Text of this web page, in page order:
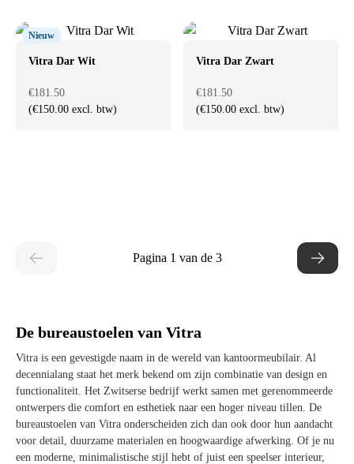
Nieuw
Vitra Dar Wit
€181.50
(€150.00 excl. btw)
Vitra Dar Zwart
€181.50
(€150.00 excl. btw)
Pagina 1 van de 3
De bureaustoelen van Vitra
Vitra is een gevestigde naam in de wereld van kantoormeubilair. Al
decennialang staat het merk bekend om zijn combinatie van design en
functionaliteit. Het Zwitserse bedrijf werkt samen met gerenommeerde
ontwerpers die comfort en esthetiek naar een hoger niveau tillen. De
bureaustoelen van Vitra onderscheiden zich dan ook door hun aandacht
voor detail, duurzame materialen en hoogwaardige afwerking. Of je nu
een moderne, minimalistische stijl hebt of juist een speelser interieur,